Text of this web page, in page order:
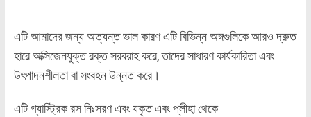
এটি আমাদের জন্য অত্যন্ত ভাল কারণ এটি বিভিন্ন অঙ্গগুলিকে আরও দ্রুত
হারে অক্সিজেনযুক্ত রক্ত ​​সরবরাহ করে, তাদের সাধারণ কার্যকারিতা এবং
উৎপাদনশীলতা বা সংবহন উন্নত করে।
এটি গ্যাস্ট্রিক রস নিঃসরণ এবং যকৃত এবং প্লীহা থেকে